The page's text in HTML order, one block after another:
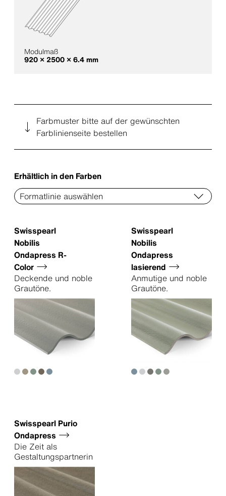
Modulmaß
920 × 2500 × 6.4 mm
Farbmuster bitte auf der gewünschten
Farblinienseite bestellen
Erhältlich in den Farben
Swisspearl
Nobilis
Ondapress R-
Color
Deckende und noble
Grautöne.
Swisspearl
Nobilis
Ondapress
lasierend
Anmutige und noble
Grautöne.
Swisspearl Purio
Ondapress
Die Zeit als
Gestaltungspartnerin